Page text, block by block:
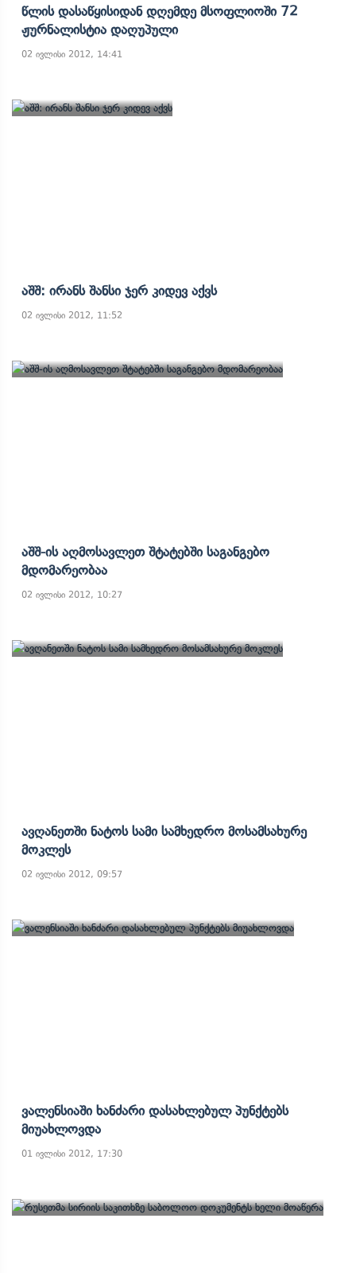
Წლის Დასაწყისიდან Დღემდე Მსოფლიოში 72
Ჟურნალისტია Დაღუპული
02 ივლისი 2012, 14:41
Აშშ: Ირანს Შანსი Ჯერ Კიდევ Აქვს
02 ივლისი 2012, 11:52
Აშშ-Ის Აღმოსავლეთ Შტატებში Საგანგებო
Მდომარეობაა
02 ივლისი 2012, 10:27
Ავღანეთში Ნატოს Სამი Სამხედრო Მოსამსახურე
Მოკლეს
02 ივლისი 2012, 09:57
Ვალენსიაში Ხანძარი Დასახლებულ Პუნქტებს
Მიუახლოვდა
01 ივლისი 2012, 17:30